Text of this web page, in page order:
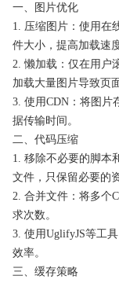
一、图片优化
1. 压缩图片：使用在
件大小，提高加载速度
2. 懒加载：仅在用户
加载大量图片导致页
3. 使用CDN：将图片
据传输时间。
二、代码压缩
1. 移除不必要的脚本
文件，只保留必要的
2. 合并文件：将多个
求次数。
3. 使用UglifyJS等工
效率。
三、缓存策略